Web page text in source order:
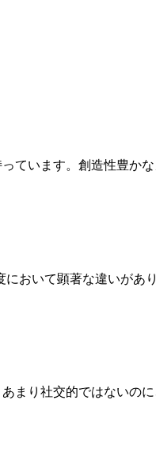
ています。創造性豊か
おいて顕著な違いがあ
まり社交的ではないの